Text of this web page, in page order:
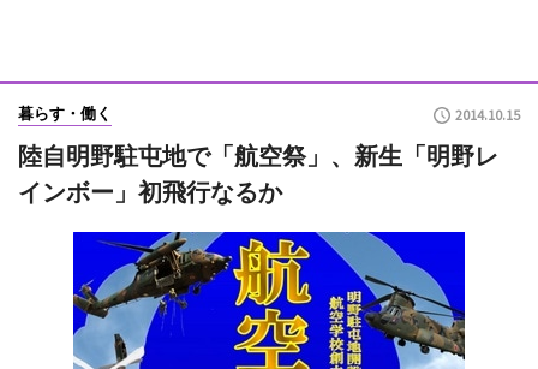
暮らす・働く 2014.10.15
陸自明野駐屯地で「航空祭」、新生「明野レ
インボー」初飛行なるか